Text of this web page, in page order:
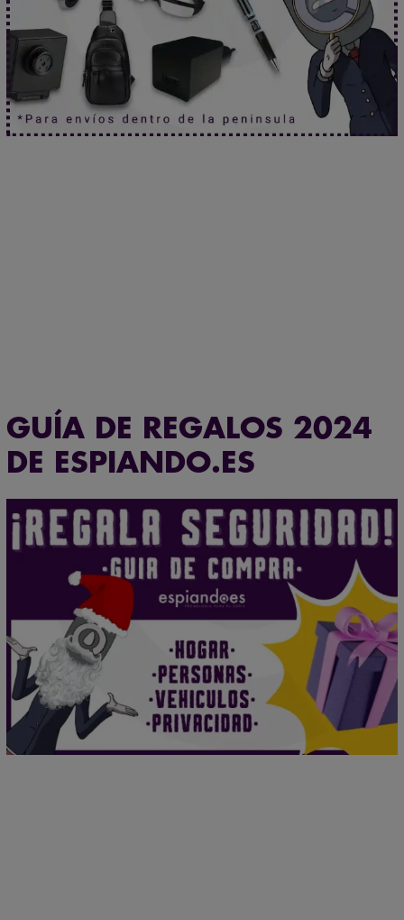
GUÍA DE REGALOS 2024
DE ESPIANDO.ES
Envío gratuito en pedidos superiores a 60 €
Mira nuestros productos en acción en el
canal oficial de YouTube